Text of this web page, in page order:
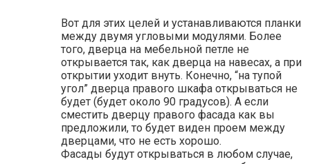
Вот для этих целей и устанавливаются планки
между двумя угловыми модулями. Более
того, дверца на мебельной петле не
открывается так, как дверца на навесах, а при
открытии уходит внуть. Конечно, “на тупой
угол” дверца правого шкафа открываться не
будет (будет около 90 градусов). А если
сместить дверцу правого фасада как вы
предложили, то будет виден проем между
дверцами, что не есть хорошо.
Фасады будут открываться в любом случае,